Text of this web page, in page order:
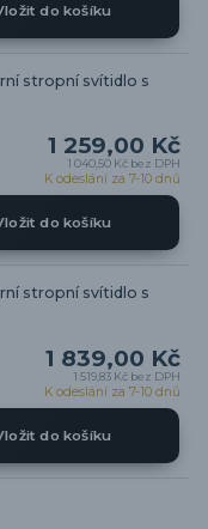
do košíku
stropní svítidlo s
1 259,00 Kč
1 040,50 Kč bez DPH
K odeslání za 7-10 dnů
do košíku
stropní svítidlo s
1 839,00 Kč
1 519,83 Kč bez DPH
K odeslání za 7-10 dnů
do košíku